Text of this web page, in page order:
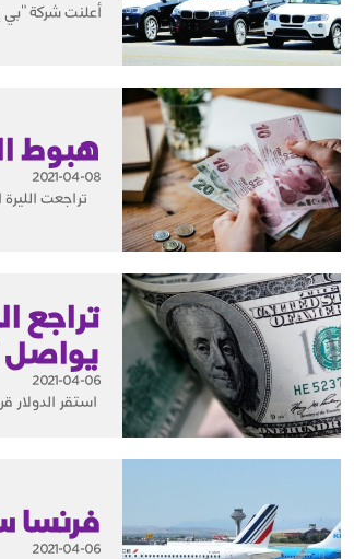
أعلنت شركة "بي إم
هبوط
2021-04-08
تراجعت الليرة
تراجع
يواصل
2021-04-06
استقر الدولار
فرنسا
2021-04-06